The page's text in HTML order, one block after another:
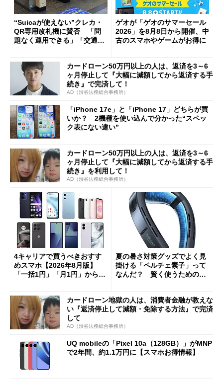
“Suicaが使えない”クレカ・
QR専用改札機に賛否 「問
題なく運用できる」「交通系I
ゲオが「ゲオのサマーセール
2026」を8月8日から開催、中
古のスマホやゲームがお得に
カードローン50万円以上の人は、返済を3～6
ヶ月停止して『大幅に減額してから返済する手
続き』で完済して！
AD（渋谷法務総合事務所）
「iPhone 17e」と「iPhone 17」どちらが買
いか？ 2機種を使い込んで分かった“スペッ
ク表にない違い”
カードローン50万円以上の人は、返済を3～6
ヶ月停止して『大幅に減額してから返済する手
続き』を利用して！
AD（渋谷法務総合事務所）
4キャリアで買うべきおすす
めスマホ【2026年8月版】
「一括1円」「月1円」からお
夏の暑さ対策グッズでよく見
掛ける「ペルチェ素子」って
なんだ？ 賢く使うための注
カードローン地獄の人は、消費者金融が教えな
い『返済停止して減額・免除する方法』で完済
して
AD（渋谷法務総合事務所）
UQ mobileの「Pixel 10a（128GB）」がMNP
で2年間、約1.1万円に【スマホお得情報】